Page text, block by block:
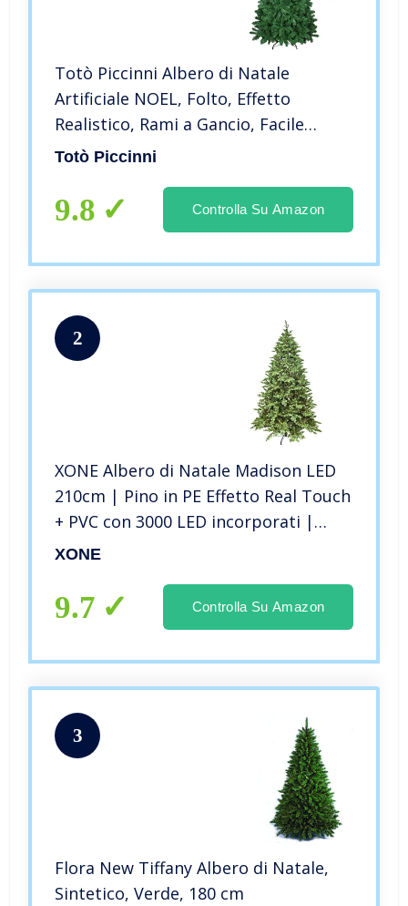
Totò Piccinni Albero di Natale
Artificiale NOEL, Folto, Effetto
Realistico, Rami a Gancio, Facile
Montaggio, PVC, Ignifugo con
Totò Piccinni
9.8 Controlla Su Amazon
2
XONE Albero di Natale Madison LED
210cm | Pino in PE Effetto Real Touch
+ PVC con 3000 LED incorporati |
Abete Natale Alta qualità con luci
XONE
9.7 Controlla Su Amazon
3
Flora New Tiffany Albero di Natale,
Sintetico, Verde, 180 cm